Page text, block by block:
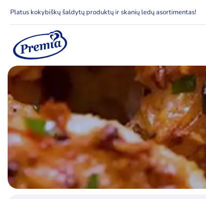
Platus kokybiškų šaldytų produktų ir skanių ledų asortimentas!